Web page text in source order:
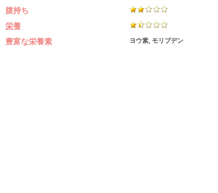
腹持ち
栄養
豊富な栄養素
ヨウ素, モリブデン